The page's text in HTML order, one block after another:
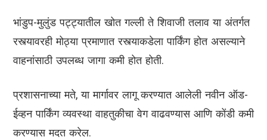
भांडुप-मुलुंड पट्ट्यातील खोत गल्ली ते शिवाजी तलाव या अंतर्गत
रस्त्यावरही मोठ्या प्रमाणात रस्त्याकडेला पार्किंग होत असल्याने
वाहनांसाठी उपलब्ध जागा कमी होत होती.
प्रशासनाच्या मते, या मार्गावर लागू करण्यात आलेली नवीन ऑड-
ईव्हन पार्किंग व्यवस्था वाहतुकीचा वेग वाढवण्यास आणि कोंडी कमी
करण्यास मदत करेल.